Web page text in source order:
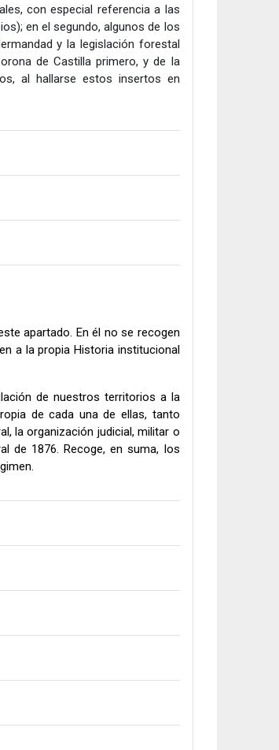
con especial referencia a las
en el segundo, algunos de los
y la legislación forestal
de Castilla primero, y de la
al hallarse estos insertos en
apartado. En él no se recogen
a la propia Historia institucional
de nuestros territorios a la
de cada una de ellas, tanto
la organización judicial, militar o
de 1876. Recoge, en suma, los